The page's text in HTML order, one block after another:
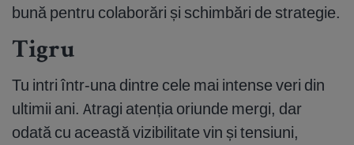
bună pentru colaborări și schimbări de strategie.
Tigru
Tu intri într-una dintre cele mai intense veri din
ultimii ani. Atragi atenția oriunde mergi, dar
odată cu această vizibilitate vin și tensiuni,